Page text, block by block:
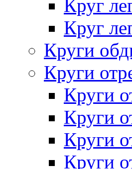
Круг
Круг
Круги
Круги
Круги
Круги
Круги
Круги